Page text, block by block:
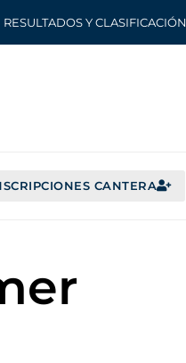
RESULTADOS Y CLASIFICACIÓN
CANTERA